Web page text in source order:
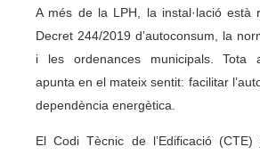
A més de la LPH, la instal·lació està
Decret 244/2019 d’autoconsum, la
i les ordenances municipals. Tota
apunta en el mateix sentit: facilitar
dependència energètica.
El Codi Tècnic de l’Edificació